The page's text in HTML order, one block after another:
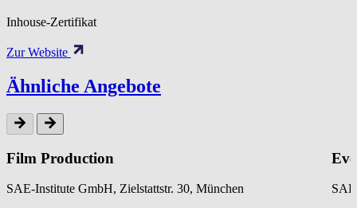
Inhouse-Zertifikat
Zur Website
Ähnliche Angebote
Film Production
SAE-Institute GmbH, Zielstattstr. 30, München